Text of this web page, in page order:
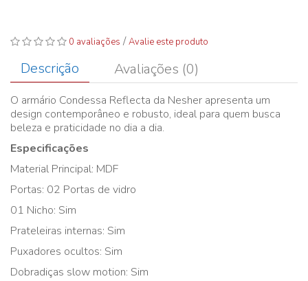
0 avaliações /Avalie este produto
Descrição Avaliações (0)
O armário Condessa Reflecta da Nesher apresenta um
design contemporâneo e robusto, ideal para quem busca
beleza e praticidade no dia a dia.
Especificações
Material Principal: MDF
Portas: 02 Portas de vidro
01 Nicho: Sim
Prateleiras internas: Sim
Puxadores ocultos: Sim
Dobradiças slow motion: Sim